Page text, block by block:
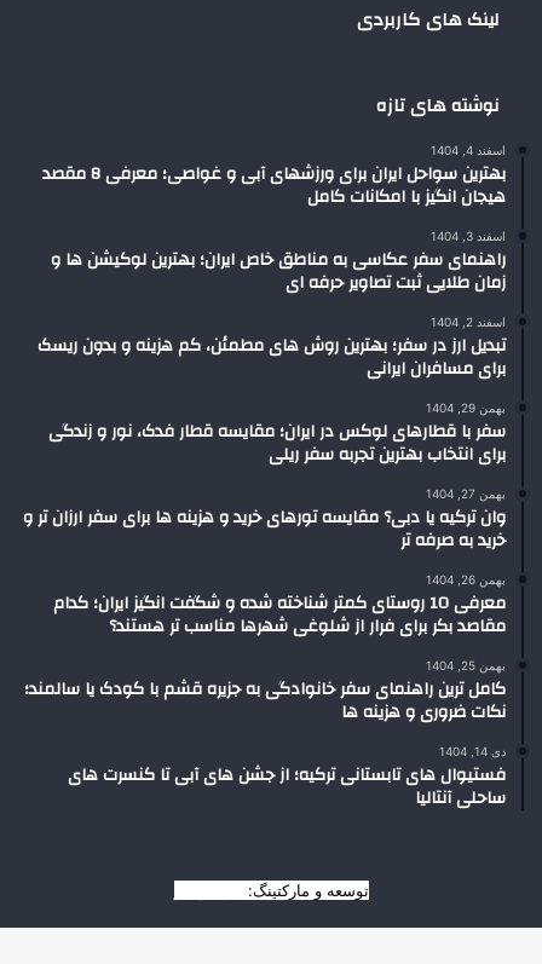
لینک های کاربردی
نوشته های تازه
اسفند 4, 1404
بهترین سواحل ایران برای ورزشهای آبی و غواصی؛ معرفی 8 مقصد
هیجان انگیز با امکانات کامل
اسفند 3, 1404
راهنمای سفر عکاسی به مناطق خاص ایران؛ بهترین لوکیشن ها و
زمان طلایی ثبت تصاویر حرفه ای
اسفند 2, 1404
تبدیل ارز در سفر؛ بهترین روش های مطمئن، کم هزینه و بدون ریسک
برای مسافران ایرانی
بهمن 29, 1404
سفر با قطارهای لوکس در ایران؛ مقایسه قطار فدک، نور و زندگی
برای انتخاب بهترین تجربه سفر ریلی
بهمن 27, 1404
وان ترکیه یا دبی؟ مقایسه تورهای خرید و هزینه ها برای سفر ارزان تر و
خرید به صرفه تر
بهمن 26, 1404
معرفی 10 روستای کمتر شناخته شده و شگفت انگیز ایران؛ کدام
مقاصد بکر برای فرار از شلوغی شهرها مناسب تر هستند؟
بهمن 25, 1404
کامل ترین راهنمای سفر خانوادگی به جزیره قشم با کودک یا سالمند؛
نکات ضروری و هزینه ها
دی 14, 1404
فستیوال های تابستانی ترکیه؛ از جشن های آبی تا کنسرت های
ساحلی آنتالیا
توسعه و مارکتینگ: